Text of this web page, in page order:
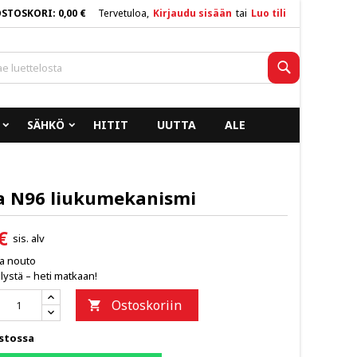
Tervetuloa, Kirjaudu sisään tai Luo tili
0,00 €
SÄHKÖ HITIT UUTTA ALE
N96 liukumekanismi
sis. alv
nouto
– heti matkaan!
 Ostoskoriin
×
×
×